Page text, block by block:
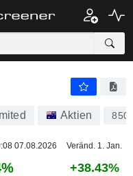
Aktien
07.08.2026 Veränd. 1. Jan.
+38.43%